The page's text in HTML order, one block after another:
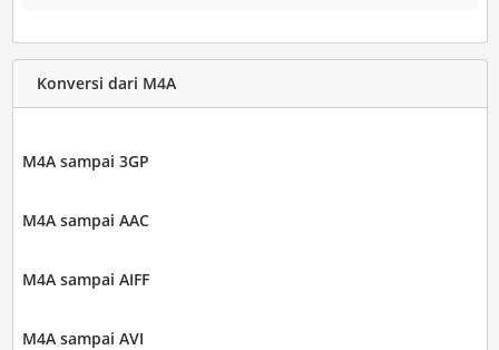
Konversi dari M4A
M4A sampai 3GP
M4A sampai AAC
M4A sampai AIFF
M4A sampai AVI